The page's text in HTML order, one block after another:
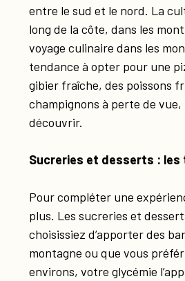
entre le sud et le nord. La
long de la côte, dans les
voyage culinaire dans les
tendance à opter pour une
gibier fraîche, des poissons
champignons à perte de
découvrir.
Sucreries et desserts :
Pour compléter une
plus. Les sucreries et
choisissiez d’apporter des
montagne ou que vous
environs, votre glycémie